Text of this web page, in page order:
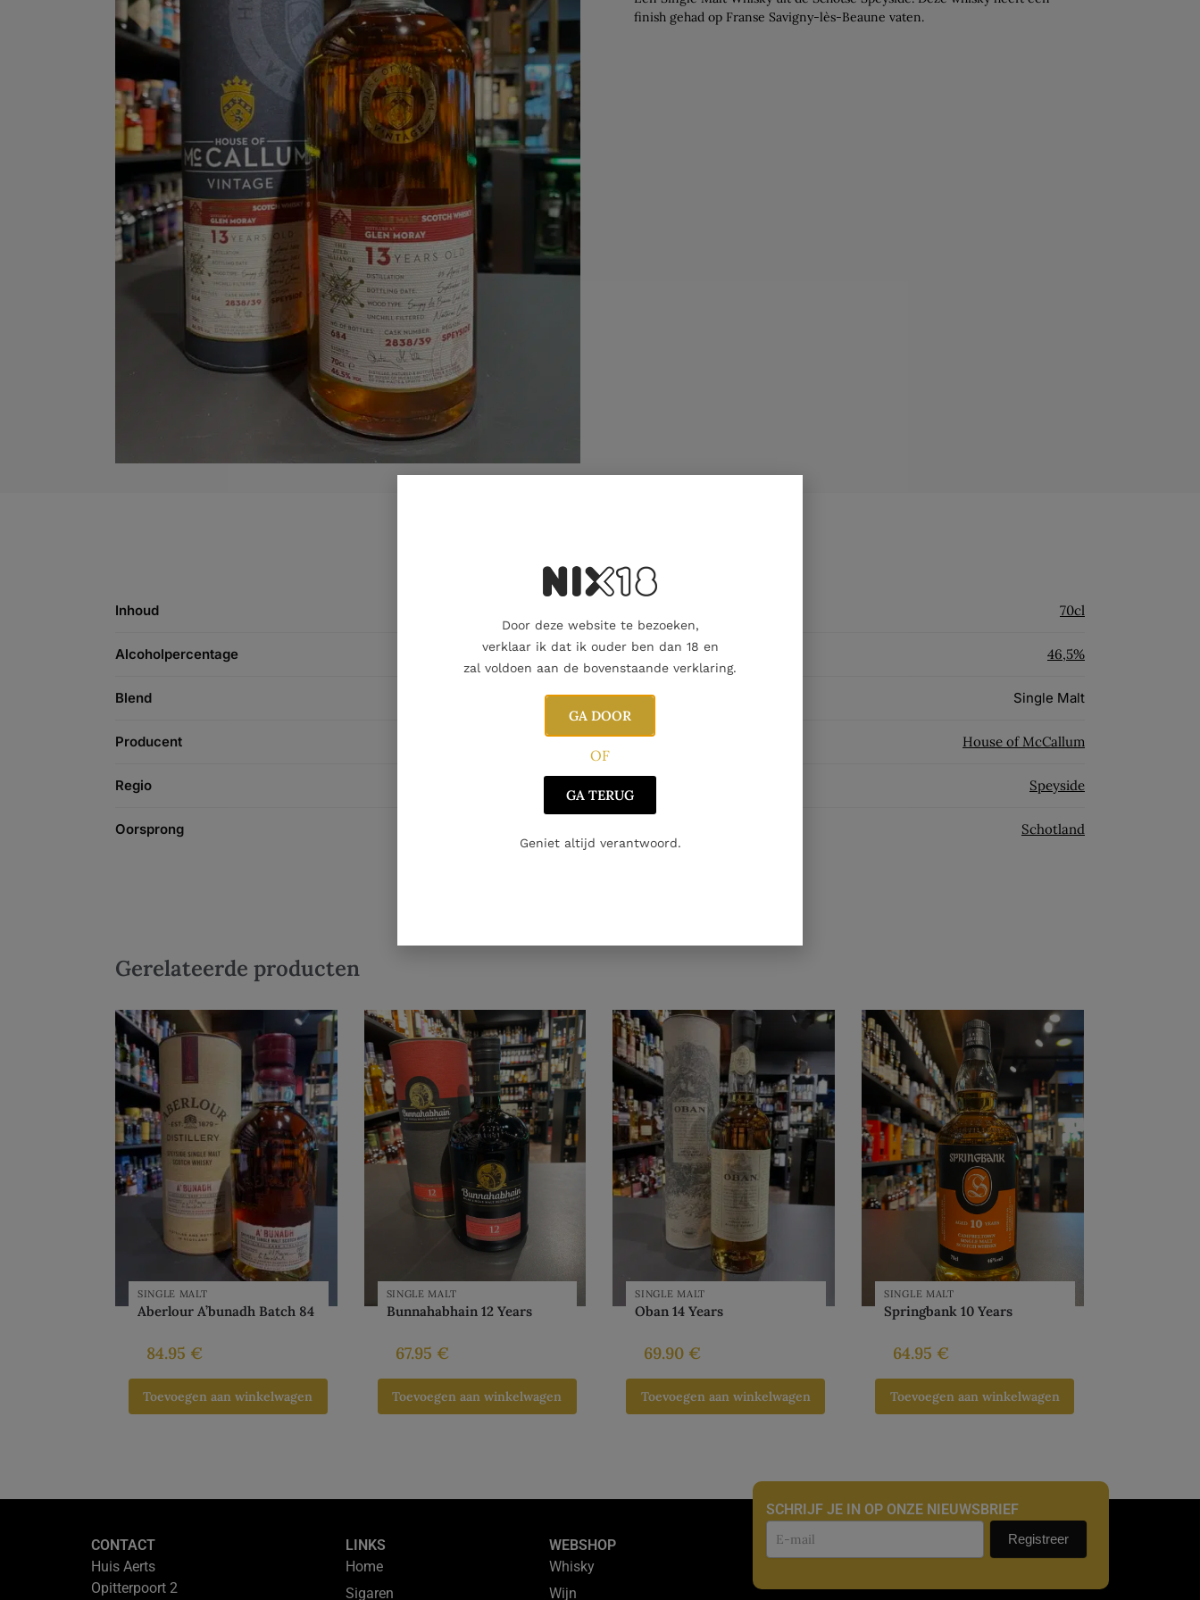
finish gehad op Franse Savigny-lès-Beaune vaten.
Inhoud 70cl
Alcoholpercentage 46,5%
Blend Single Malt
Producent House of McCallum
Regio Speyside
Oorsprong Schotland
Gerelateerde producten
SINGLE MALT
Aberlour A’bunadh Batch 84
84.95 €
Toevoegen aan winkelwagen
SINGLE MALT
Bunnahabhain 12 Years
67.95 €
Toevoegen aan winkelwagen
SINGLE MALT
Oban 14 Years
69.90 €
Toevoegen aan winkelwagen
SINGLE MALT
Springbank 10 Years
64.95 €
Toevoegen aan winkelwagen
CONTACT
Huis Aerts
Opitterpoort 2
LINKS
Home
Sigaren
WEBSHOP
Whisky
Wijn
SCHRIJF JE IN OP ONZE NIEUWSBRIEF
Nieuwsbrief Registreer
Door deze website te bezoeken,
verklaar ik dat ik ouder ben dan 18 en
zal voldoen aan de bovenstaande verklaring.
GA DOOR
OF
GA TERUG
Geniet altijd verantwoord.